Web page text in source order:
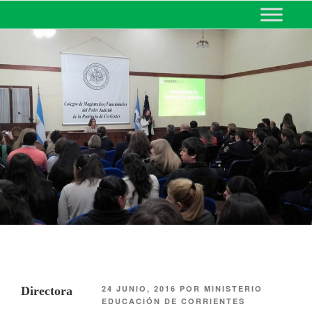
MINISTERIO DE EDUCACIÓN
DE CORRIENTES
24 JUNIO, 2016 PORMINISTERIO
EDUCACIÓN DE CORRIENTES
Directora